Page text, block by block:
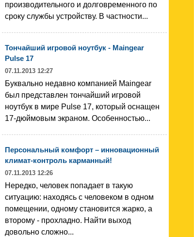
производительного и долговременного по
сроку службы устройству. В частности...
Тончайший игровой ноутбук - Maingear
Pulse 17
07.11.2013 12:27
Буквально недавно компанией Maingear
был представлен тончайший игровой
ноутбук в мире Pulse 17, который оснащен
17-дюймовым экраном. Особенностью...
Персональный комфорт – инновационный
климат-контроль карманный!
07.11.2013 12:26
Нередко, человек попадает в такую
ситуацию: находясь с человеком в одном
помещении, одному становится жарко, а
второму - прохладно. Найти выход
довольно сложно...